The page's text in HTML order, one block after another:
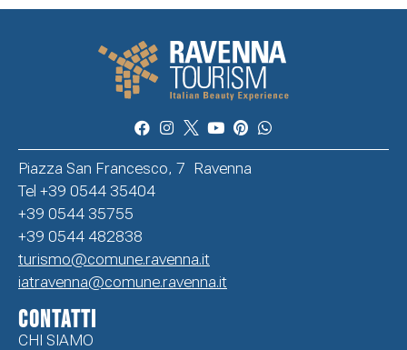
Piazza San Francesco, 7 Ravenna
Tel +39 0544 35404
+39 0544 35755
+39 0544 482838
turismo@comune.ravenna.it
iatravenna@comune.ravenna.it
CONTATTI
CHI SIAMO